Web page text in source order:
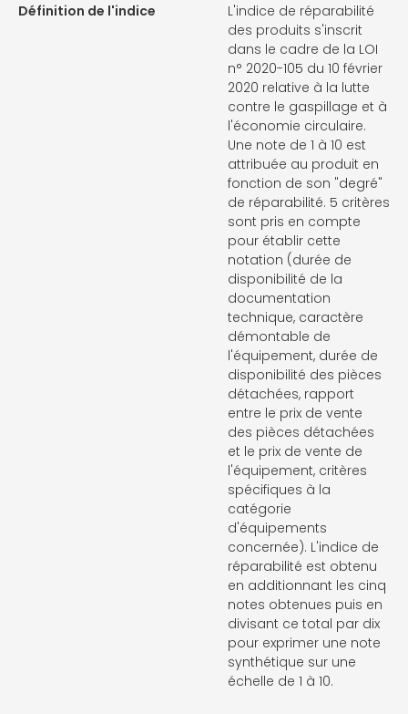
Définition de l'indice
L'indice de réparabilité
des produits s'inscrit
dans le cadre de la LOI
n° 2020-105 du 10 février
2020 relative à la lutte
contre le gaspillage et à
l'économie circulaire.
Une note de 1 à 10 est
attribuée au produit en
fonction de son "degré"
de réparabilité. 5 critères
sont pris en compte
pour établir cette
notation (durée de
disponibilité de la
documentation
technique, caractère
démontable de
l'équipement, durée de
disponibilité des pièces
détachées, rapport
entre le prix de vente
des pièces détachées
et le prix de vente de
l'équipement, critères
spécifiques à la
catégorie
d'équipements
concernée). L'indice de
réparabilité est obtenu
en additionnant les cinq
notes obtenues puis en
divisant ce total par dix
pour exprimer une note
synthétique sur une
échelle de 1 à 10.